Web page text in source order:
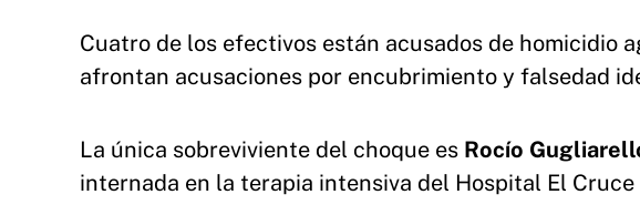
Cuatro de los efectivos están acusados de homicidio
afrontan acusaciones por encubrimiento y falsedad
La única sobreviviente del choque es Rocío
internada en la terapia intensiva del Hospital El